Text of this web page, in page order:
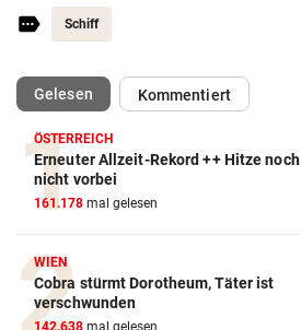
Schiff
Gelesen(ausgewählt)Kommentiert
ÖSTERREICH
Erneuter Allzeit-Rekord ++ Hitze noch
nicht vorbei
161.178 mal gelesen
WIEN
Cobra stürmt Dorotheum, Täter ist
verschwunden
142.638 mal gelesen